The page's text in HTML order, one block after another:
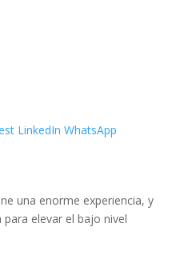
LinkedIn WhatsApp
una enorme experiencia, y
elevar el bajo nivel